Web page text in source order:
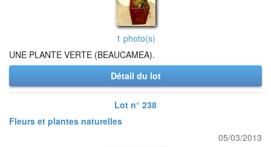
1 photo(s)
UNE PLANTE VERTE (BEAUCAMEA).
Détail du lot
Lot n° 238
Fleurs et plantes naturelles
05/03/2013